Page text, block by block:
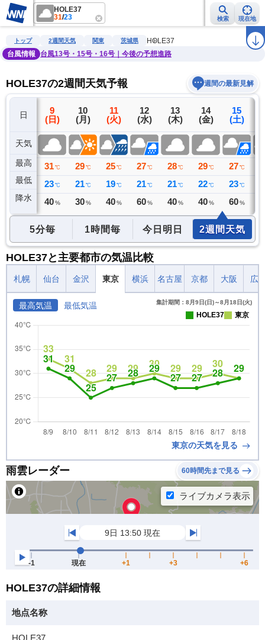
HOLE37
31/23 検索 現在地
雨雲レーダー 台風情報 地震情報 警報・注意報 ラ
トップ 2週間天気 関東 茨城県
HOLE37
台風情報
台風13号・15号・16号｜今後の予想進路
HOLE37の2週間天気予報 週間の最新見解
日
天気
最高
最低
降水
8
(土)
33 ℃
25 ℃
0 ミリ
9
(日)
31 ℃
23 ℃
40 %
10
(月)
29 ℃
21 ℃
30 %
11
(火)
25 ℃
19 ℃
40 %
12
(水)
27 ℃
21 ℃
60 %
13
(木)
28 ℃
21 ℃
40 %
14
(金)
29 ℃
22 ℃
40 %
15
(土)
27 ℃
23 ℃
60 %
5分毎 1時間毎 今日明日 2週間天気
HOLE37と主要都市の気温比較
札幌 仙台 金沢 東京 横浜 名古屋 京都 大阪 広
最高気温 最低気温 集計期間：8月9日(日)～8月18日(火)
HOLE37 東京
東京の天気を見る
雨雲レーダー 60時間先まで見る
HOLE37の詳細情報
地点名称
HOLE37